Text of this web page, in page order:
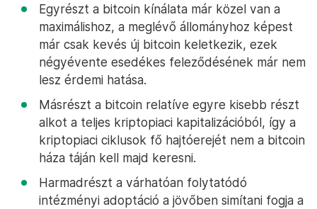
Egyrészt a bitcoin kínálata már közel van a
maximálishoz, a meglévő állományhoz képest
már csak kevés új bitcoin keletkezik, ezek
négyévente esedékes feleződésének már nem
lesz érdemi hatása.
Másrészt a bitcoin relatíve egyre kisebb részt
alkot a teljes kriptopiaci kapitalizációból, így a
kriptopiaci ciklusok fő hajtóerejét nem a bitcoin
háza táján kell majd keresni.
Harmadrészt a várhatóan folytatódó
intézményi adoptáció a jövőben simítani fogja a